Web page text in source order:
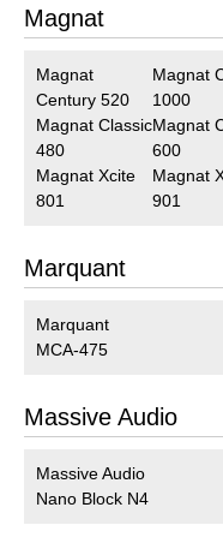
Magnat
Magnat
Century 520
Magnat
1000
Magnat Classic
480
Magnat
600
Magnat Xcite
801
Magnat
901
Marquant
Marquant
MCA-475
Massive Audio
Massive Audio
Nano Block N4